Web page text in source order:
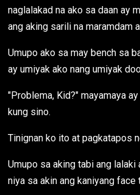
naglalakad na ako sa daan ay
ang aking sarili na maramdam
Umupo ako sa may bench sa
ay umiyak ako nang umiyak
"Problema, Kid?" mayamaya
kung sino.
Tinignan ko ito at pagkatapos
Umupo sa aking tabi ang
niya sa akin ang kaniyang face